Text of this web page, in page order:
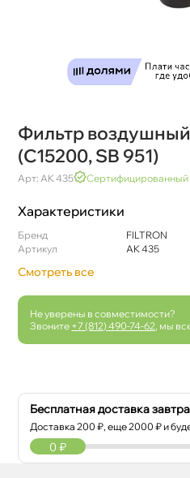
Фильтр
(C15200, SB 951)
Арт: AK 435 Сертифицированный
Характеристики
Бренд
FILTRON
Артикул
AK 435
Смотреть все
Не уверены в совместимости?
Звоните +7 (812) 490-74-62 , мы
Бесплатная доставка
Доставка200 ₽, еще2000 ₽ и
0 ₽